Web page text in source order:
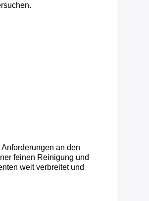
an den
feinen Reinigung und
weit verbreitet und